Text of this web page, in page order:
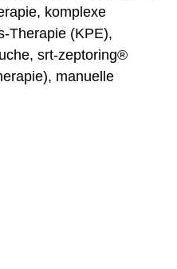
komplexe
Therapie (KPE),
srt-zeptoring®
manuelle